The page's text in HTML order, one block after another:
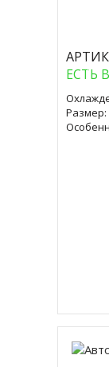
ЕСТЬ
Размер: